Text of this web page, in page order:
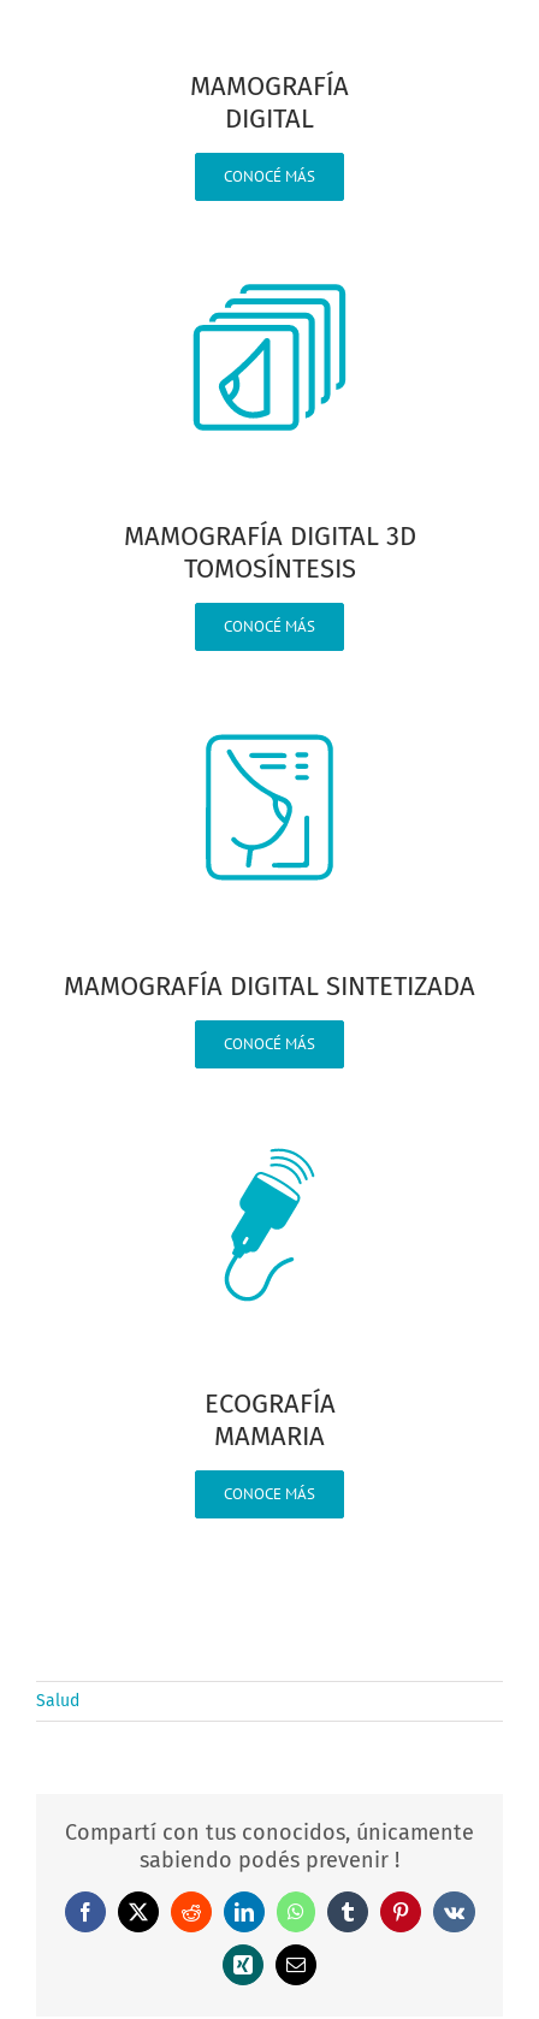
MAMOGRAFÍA
DIGITAL
CONOCÉ MÁS
MAMOGRAFÍA DIGITAL 3D
TOMOSÍNTESIS
CONOCÉ MÁS
MAMOGRAFÍA DIGITAL SINTETIZADA
CONOCÉ MÁS
ECOGRAFÍA
MAMARIA
CONOCE MÁS
Salud
Compartí con tus conocidos, únicamente
sabiendo podés prevenir !
Facebook
X RedditLinkedInWhatsAppTumblrPinterestVk
Xing
Correo
electrónico